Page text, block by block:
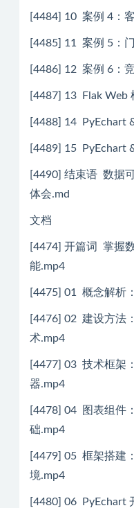
[4484] 10 案例 4：
[4485] 11 案例 5：
[4486] 12 案例 6：
[4487] 13 Flak Web
[4488] 14 PyEchart
[4489] 15 PyEchart
[4490] 结束语 数据
体会.md
文档
[4474] 开篇词 掌握
能.mp4
[4475] 01 概念解析
[4476] 02 建设方法
术.mp4
[4477] 03 技术框架
器.mp4
[4478] 04 图表组件
础.mp4
[4479] 05 框架搭建
境.mp4
[4480] 06 PyEchart